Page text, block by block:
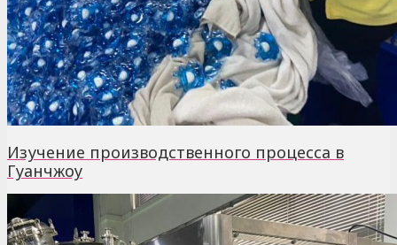
Изучение производственного процесса в
Гуанчжоу